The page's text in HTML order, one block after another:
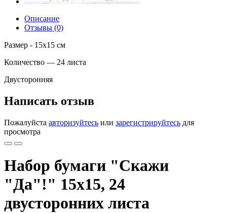
Описание
Отзывы (0)
Размер - 15х15 см
Количество — 24 листа
Двусторонняя
Написать отзыв
Пожалуйста авторизуйтесь или зарегистрируйтесь для
просмотра
Набор бумаги "Скажи
"Да"!" 15х15, 24
двусторонних листа